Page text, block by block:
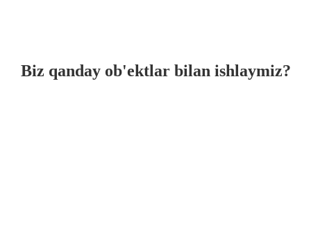
Biz qanday ob'ektlar bilan ishlaymiz?